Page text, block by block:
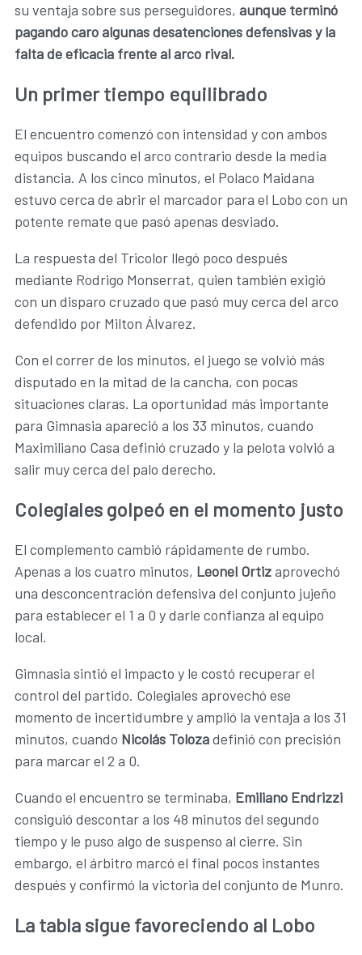
su ventaja sobre sus perseguidores, aunque terminó
pagando caro algunas desatenciones defensivas y la
falta de eficacia frente al arco rival.
Un primer tiempo equilibrado
El encuentro comenzó con intensidad y con ambos
equipos buscando el arco contrario desde la media
distancia. A los cinco minutos, el Polaco Maidana
estuvo cerca de abrir el marcador para el Lobo con un
potente remate que pasó apenas desviado.
La respuesta del Tricolor llegó poco después
mediante Rodrigo Monserrat, quien también exigió
con un disparo cruzado que pasó muy cerca del arco
defendido por Milton Álvarez.
Con el correr de los minutos, el juego se volvió más
disputado en la mitad de la cancha, con pocas
situaciones claras. La oportunidad más importante
para Gimnasia apareció a los 33 minutos, cuando
Maximiliano Casa definió cruzado y la pelota volvió a
salir muy cerca del palo derecho.
Colegiales golpeó en el momento justo
El complemento cambió rápidamente de rumbo.
Apenas a los cuatro minutos, Leonel Ortizaprovechó
una desconcentración defensiva del conjunto jujeño
para establecer el 1 a 0 y darle confianza al equipo
local.
Gimnasia sintió el impacto y le costó recuperar el
control del partido. Colegiales aprovechó ese
momento de incertidumbre y amplió la ventaja a los 31
minutos, cuando Nicolás Tolozadefinió con precisión
para marcar el 2 a 0.
Cuando el encuentro se terminaba, Emiliano Endrizzi
consiguió descontar a los 48 minutos del segundo
tiempo y le puso algo de suspenso al cierre. Sin
embargo, el árbitro marcó el final pocos instantes
después y confirmó la victoria del conjunto de Munro.
La tabla sigue favoreciendo al Lobo